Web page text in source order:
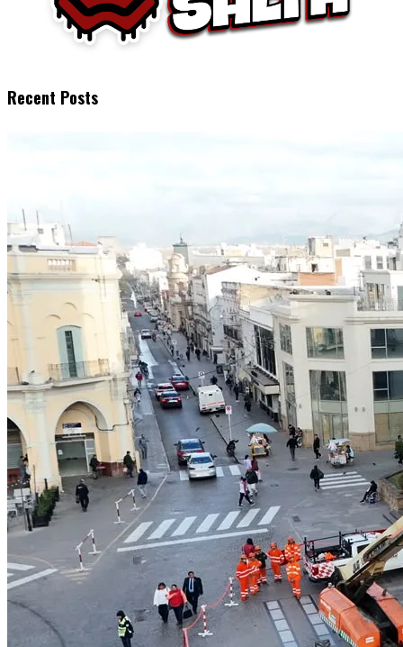
Recent Posts